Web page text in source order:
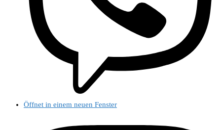
Öffnet in einem neuen Fenster